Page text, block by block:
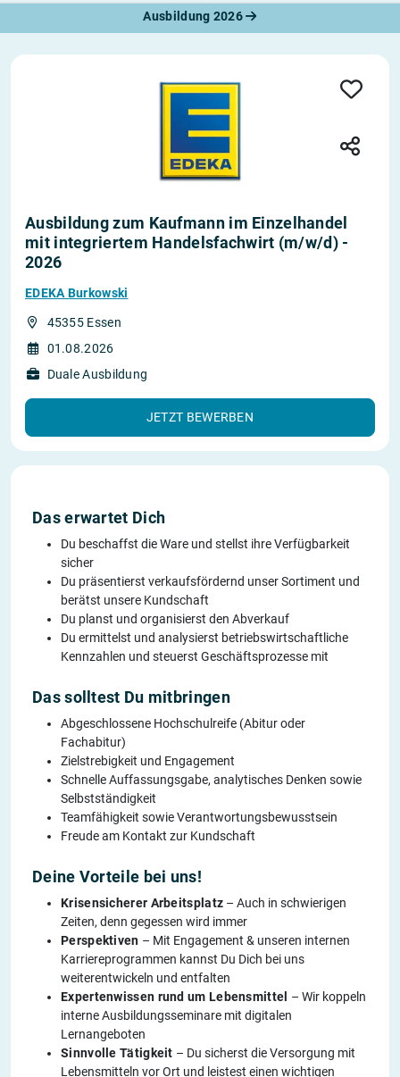
Ausbildung 2026
Ausbildung zum Kaufmann im Einzelhandel
mit integriertem Handelsfachwirt (m/w/d) -
2026
EDEKA Burkowski
45355 Essen
01.08.2026
Duale Ausbildung
JETZT BEWERBEN
Das erwartet Dich
Du beschaffst die Ware und stellst ihre Verfügbarkeit
sicher
Du präsentierst verkaufsfördernd unser Sortiment und
berätst unsere Kundschaft
Du planst und organisierst den Abverkauf
Du ermittelst und analysierst betriebswirtschaftliche
Kennzahlen und steuerst Geschäftsprozesse mit
Das solltest Du mitbringen
Abgeschlossene Hochschulreife (Abitur oder
Fachabitur)
Zielstrebigkeit und Engagement
Schnelle Auffassungsgabe, analytisches Denken sowie
Selbstständigkeit
Teamfähigkeit sowie Verantwortungsbewusstsein
Freude am Kontakt zur Kundschaft
Deine Vorteile bei uns!
Krisensicherer Arbeitsplatz – Auch in schwierigen
Zeiten, denn gegessen wird immer
Perspektiven – Mit Engagement & unseren internen
Karriereprogrammen kannst Du Dich bei uns
weiterentwickeln und entfalten
Expertenwissen rund um Lebensmittel – Wir koppeln
interne Ausbildungsseminare mit digitalen
Lernangeboten
Sinnvolle Tätigkeit – Du sicherst die Versorgung mit
Lebensmitteln vor Ort und leistest einen wichtigen